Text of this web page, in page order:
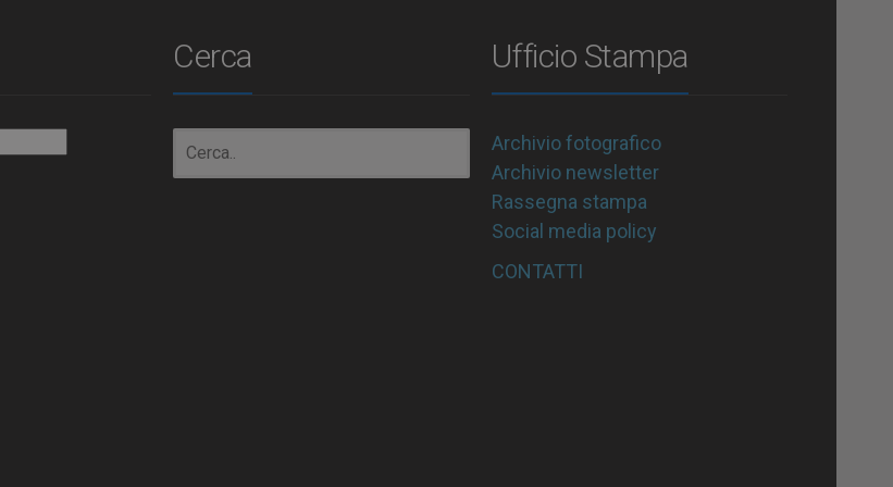
Cerca Ufficio Stampa
Archivio fotografico
Archivio newsletter
Rassegna stampa
Social media policy
CONTATTI